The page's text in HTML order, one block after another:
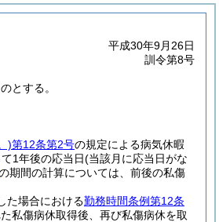
平成30年9月26日
訓令第8号
とする。
)第12条第2号の規定による病気休暇
1年後の応当日(当該月に応当日がな
期間の計算については、前後の私傷
た場合における勤務時間条例第12条
私傷病休取得後、再び私傷病休を取